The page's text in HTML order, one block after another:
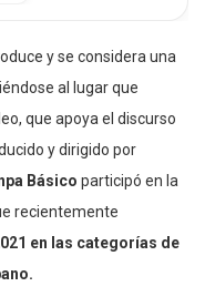
y se considera una
al lugar que
que apoya el discurso
y dirigido por
Básico participó en la
recientemente
en las categorías de